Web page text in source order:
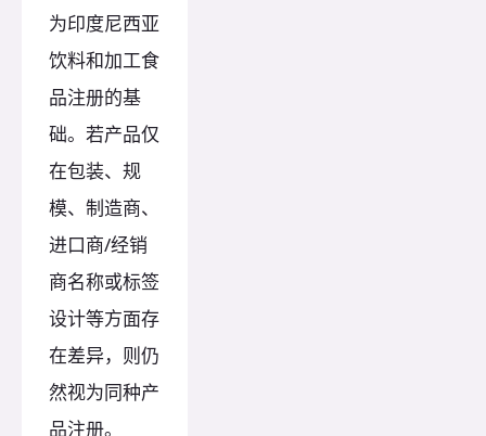
为印度尼西亚
饮料和加工食
品注册的基
础。若产品仅
在包装、规
模、制造商、
进口商/经销
商名称或标签
设计等方面存
在差异，则仍
然视为同种产
品注册。